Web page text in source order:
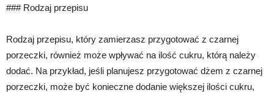
### Rodzaj przepisu
Rodzaj przepisu, który zamierzasz przygotować z czarnej
porzeczki, również może wpływać na ilość cukru, którą należy
dodać. Na przykład, jeśli planujesz przygotować dżem z czarnej
porzeczki, może być konieczne dodanie większej ilości cukru,